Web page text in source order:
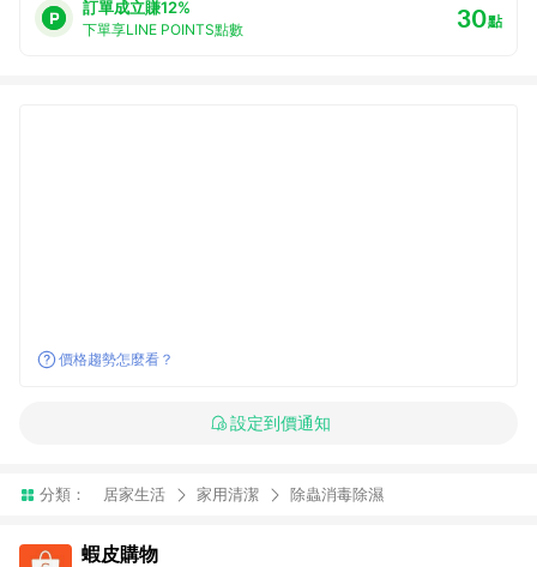
訂單成立賺12%
下單享LINE POINTS點數 30點
價格趨勢怎麼看？
設定到價通知
分類： 居家生活 家用清潔 除蟲消毒除濕
蝦皮購物